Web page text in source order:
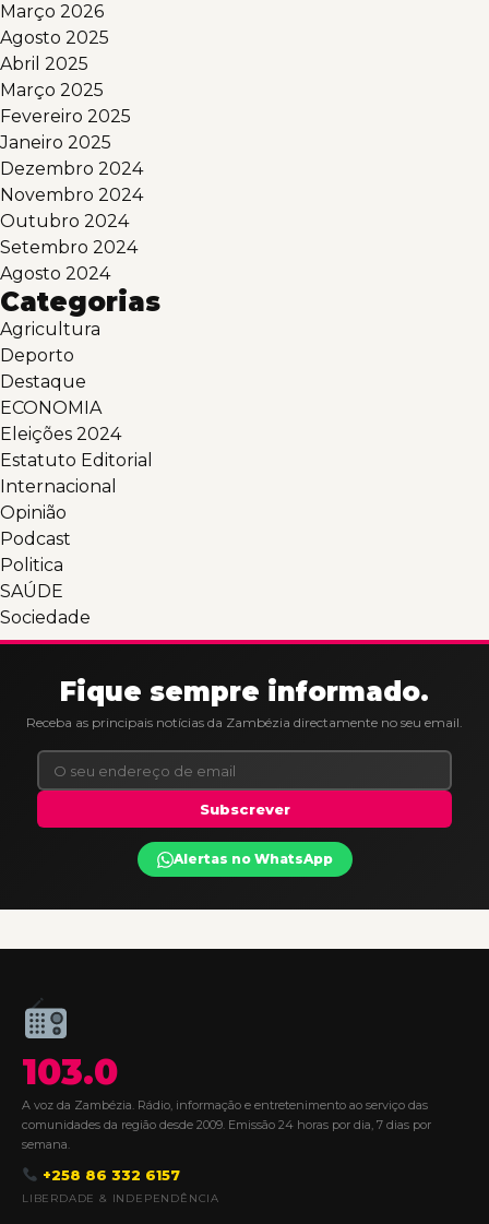
Março 2026
Agosto 2025
Abril 2025
Março 2025
Fevereiro 2025
Janeiro 2025
Dezembro 2024
Novembro 2024
Outubro 2024
Setembro 2024
Agosto 2024
Categorias
Agricultura
Deporto
Destaque
ECONOMIA
Eleições 2024
Estatuto Editorial
Internacional
Opinião
Podcast
Politica
SAÚDE
Sociedade
Fique sempre informado.
Receba as principais notícias da Zambézia directamente no seu email.
Subscrever
Alertas no WhatsApp
103.0
A voz da Zambézia. Rádio, informação e entretenimento ao serviço das
comunidades da região desde 2009. Emissão 24 horas por dia, 7 dias por
semana.
+258 86 332 6157
LIBERDADE & INDEPENDÊNCIA